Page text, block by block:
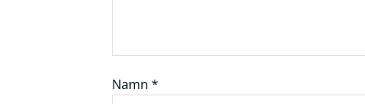
Namn *